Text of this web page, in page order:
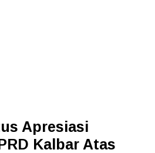
Apresiasi
Kalbar Atas